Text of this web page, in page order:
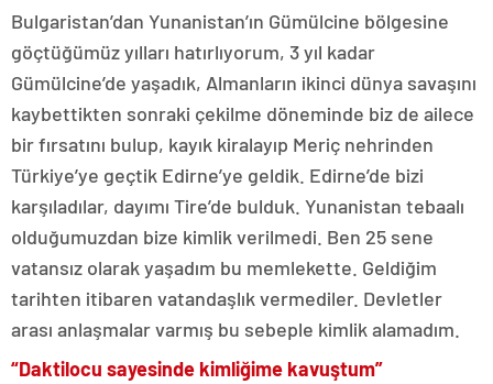
Bulgaristan’dan Yunanistan’ın Gümülcine bölgesine
göçtüğümüz yılları hatırlıyorum, 3 yıl kadar
Gümülcine’de yaşadık, Almanların ikinci dünya savaşını
kaybettikten sonraki çekilme döneminde biz de ailece
bir fırsatını bulup, kayık kiralayıp Meriç nehrinden
Türkiye’ye geçtik Edirne’ye geldik. Edirne’de bizi
karşıladılar, dayımı Tire’de bulduk. Yunanistan tebaalı
olduğumuzdan bize kimlik verilmedi. Ben 25 sene
vatansız olarak yaşadım bu memlekette. Geldiğim
tarihten itibaren vatandaşlık vermediler. Devletler
arası anlaşmalar varmış bu sebeple kimlik alamadım.
“Daktilocu sayesinde kimliğime kavuştum”